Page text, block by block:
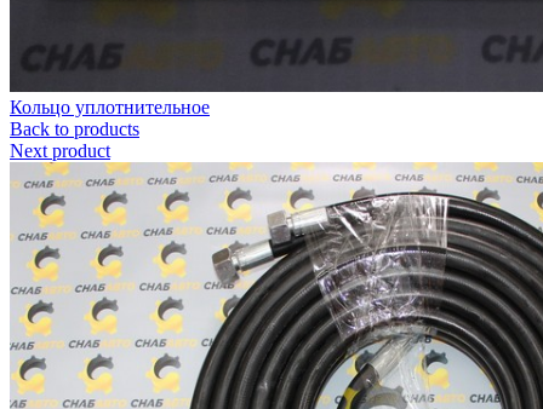
Кольцо уплотнительное
Back to products
Next product